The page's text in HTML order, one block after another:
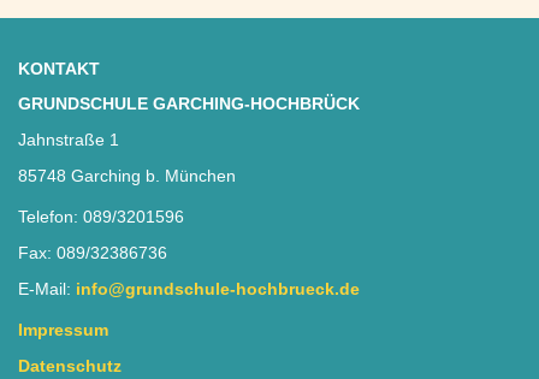
KONTAKT
GRUNDSCHULE GARCHING-HOCHBRÜCK
Jahnstraße 1
85748 Garching b. München
Telefon: 089/3201596
Fax: 089/32386736
E-Mail: info@grundschule-hochbrueck.de
Impressum
Datenschutz